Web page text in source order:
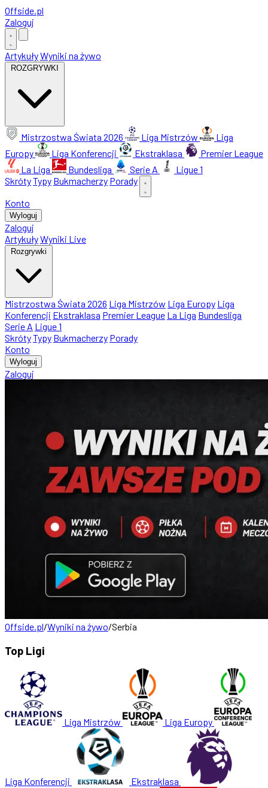
Offside.pl
Zaloguj
ArtykułyWyniki na żywo
ROZGRYWKI
Mistrzostwa Świata 2026 Liga Mistrzów
Liga
Europy
Liga Konferencji Ekstraklasa
Premier League
La Liga
Bundesliga Serie A
Ligue 1
SkrótyTypy Bukmacherzy Porady
Konto
Wyloguj
Zaloguj
ArtykułyWyniki Live
Rozgrywki
Mistrzostwa Świata 2026 Liga Mistrzów Liga Europy Liga
Konferencji Ekstraklasa Premier League La Liga Bundesliga
Serie A Ligue 1
SkrótyTypy Bukmacherzy Porady
Konto
Wyloguj
Zaloguj
Offside.pl/Wyniki na żywo/Serbia
Top Ligi
Liga Mistrzów Liga Europy
Liga Konferencji Ekstraklasa